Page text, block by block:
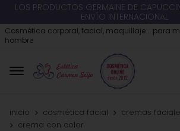
LOS PRODUCTOS GERMAINE DE
ENVÍO INTERNACIONAL
Cosmética corporal, facial, maquillaje... para
hombre
inicio cosmética facial
cremas
crema con color